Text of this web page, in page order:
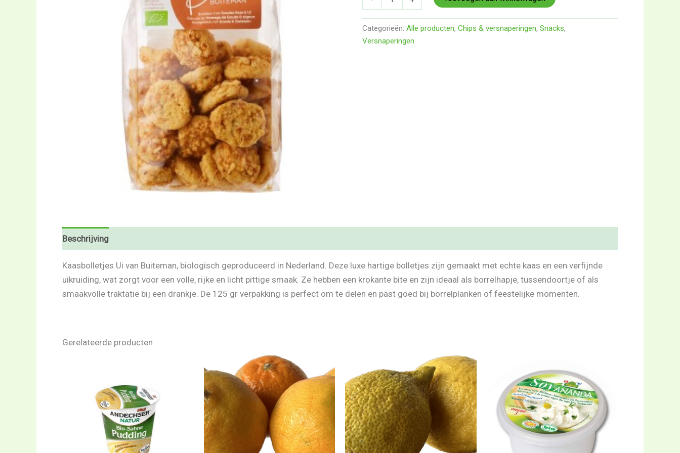
Categorieën: Alle producten, Chips & versnaperingen, Snacks,
Versnaperingen
Beschrijving
Kaasbolletjes Ui van Buiteman, biologisch geproduceerd in Nederland. Deze luxe hartige bolletjes zijn gemaakt met echte kaas en een verfijnde
uikruiding, wat zorgt voor een volle, rijke en licht pittige smaak. Ze hebben een krokante bite en zijn ideaal als borrelhapje, tussendoortje of als
smaakvolle traktatie bij een drankje. De 125 gr verpakking is perfect om te delen en past goed bij borrelplanken of feestelijke momenten.
Gerelateerde producten